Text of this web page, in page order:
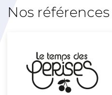
Nos références